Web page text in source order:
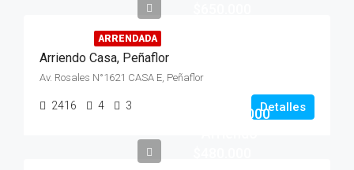
ARRENDADA
Arriendo Casa, Peñaflor
Av. Rosales N°1621 CASA E, Peñaflor
2416 4 3 Detalles
$75.000.000